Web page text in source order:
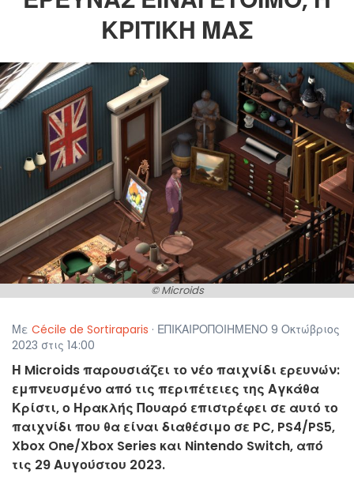
ΚΡΙΤΙΚΉ ΜΑΣ
© Microids
Με Cécile de Sortiraparis · ΕΠΙΚΑΙΡΟΠΟΙΗΜΕΝΟ 9 Οκτώβριος
2023 στις 14:00
Η Microids παρουσιάζει το νέο παιχνίδι ερευνών:
εμπνευσμένο από τις περιπέτειες της Αγκάθα
Κρίστι, ο Ηρακλής Πουαρό επιστρέφει σε αυτό το
παιχνίδι που θα είναι διαθέσιμο σε PC, PS4/PS5,
Xbox One/Xbox Series και Nintendo Switch, από
τις 29 Αυγούστου 2023.